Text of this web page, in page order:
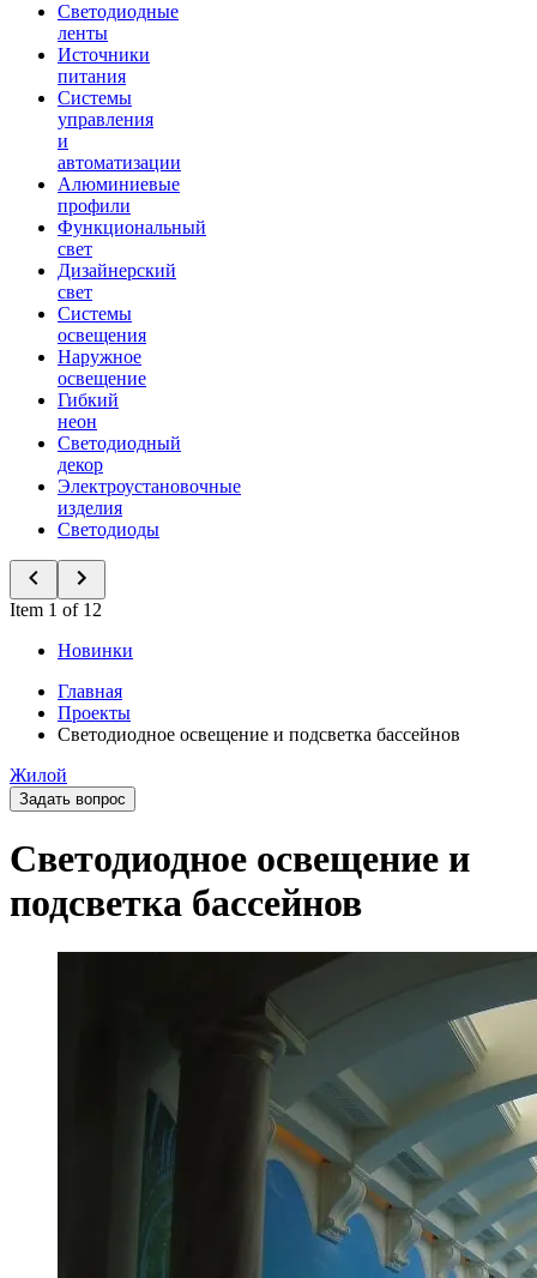
Светодиодные
ленты
Источники
питания
Системы
управления
и
автоматизации
Алюминиевые
профили
Функциональный
свет
Дизайнерский
свет
Системы
освещения
Наружное
освещение
Гибкий
неон
Светодиодный
декор
Электроустановочные
изделия
Светодиоды
Item 1 of 12
Новинки
Главная
Проекты
Светодиодное освещение и подсветка бассейнов
Жилой
Задать вопрос
Светодиодное освещение и
подсветка бассейнов